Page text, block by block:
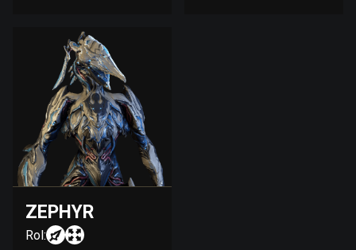
ZEPHYR
Rol: